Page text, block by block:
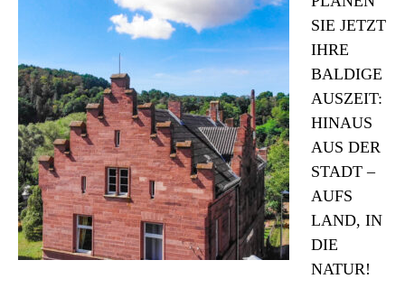
SIE JETZT
IHRE
BALDIGE
AUSZEIT:
HINAUS
AUS DER
STADT –
AUFS
LAND, IN
DIE
NATUR!